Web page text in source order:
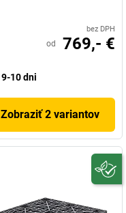
bez DPH
od 769,- €
9-10 dni
Zobraziť 2 variantov